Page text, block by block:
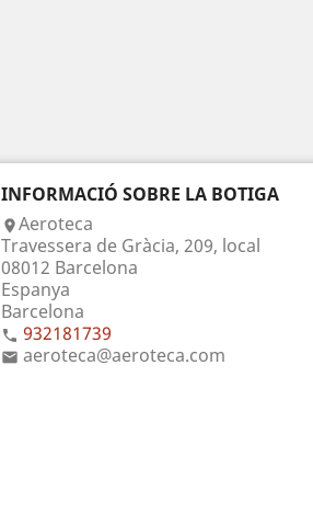
INFORMACIÓ SOBRE LA BOTIGA
Aeroteca
Travessera de Gràcia, 209, local
08012 Barcelona
Espanya
Barcelona
 932181739
 aeroteca@aeroteca.com